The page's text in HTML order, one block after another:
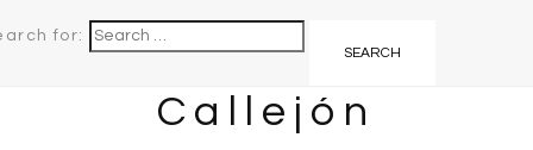
for:
Callejón